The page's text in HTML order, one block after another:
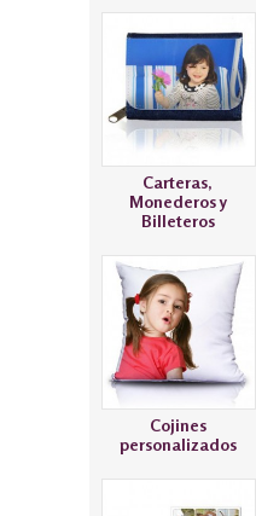
Carteras,
Monederos y
Billeteros
Cojines
personalizados